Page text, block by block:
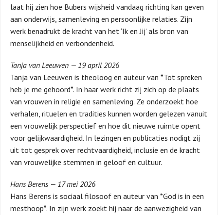
laat hij zien hoe Bubers wijsheid vandaag richting kan geven
aan onderwijs, samenleving en persoonlijke relaties. Zijn
werk benadrukt de kracht van het ‘Ik en Jij’ als bron van
menselijkheid en verbondenheid.
Tanja van Leeuwen — 19 april 2026
Tanja van Leeuwen is theoloog en auteur van *Tot spreken
heb je me gehoord*. In haar werk richt zij zich op de plaats
van vrouwen in religie en samenleving. Ze onderzoekt hoe
verhalen, rituelen en tradities kunnen worden gelezen vanuit
een vrouwelijk perspectief en hoe dit nieuwe ruimte opent
voor gelijkwaardigheid. In lezingen en publicaties nodigt zij
uit tot gesprek over rechtvaardigheid, inclusie en de kracht
van vrouwelijke stemmen in geloof en cultuur.
Hans Berens — 17 mei 2026
Hans Berens is sociaal filosoof en auteur van *God is in een
mesthoop*. In zijn werk zoekt hij naar de aanwezigheid van